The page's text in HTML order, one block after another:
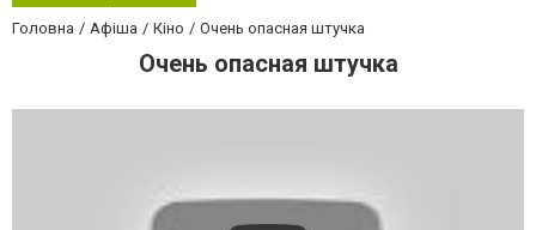
Головна Афіша Кіно Очень опасная штучка
Очень опасная штучка